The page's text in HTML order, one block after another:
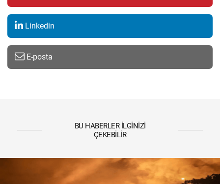
Linkedin
E-posta
BU HABERLER İLGINIZI
ÇEKEBILIR